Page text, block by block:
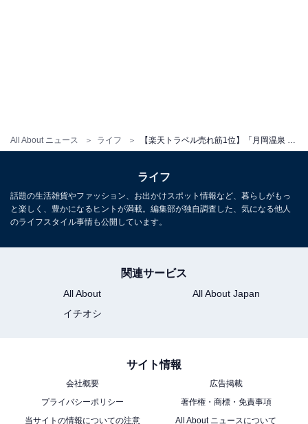
All About ニュース ライフ
ライフ
話題の生活雑貨やファッション、お出かけスポット情報など、暮らしがもっ
と楽しく、豊かになるヒントが満載。編集部が独自調査した、気になる他人
のライフスタイル事情も公開しています。
関連サービス
All About
All About Japan
イチオシ
サイト情報
会社概要
広告掲載
プライバシーポリシー
著作権・商標・免責事項
当サイトの情報についての注意
All About ニュースについて